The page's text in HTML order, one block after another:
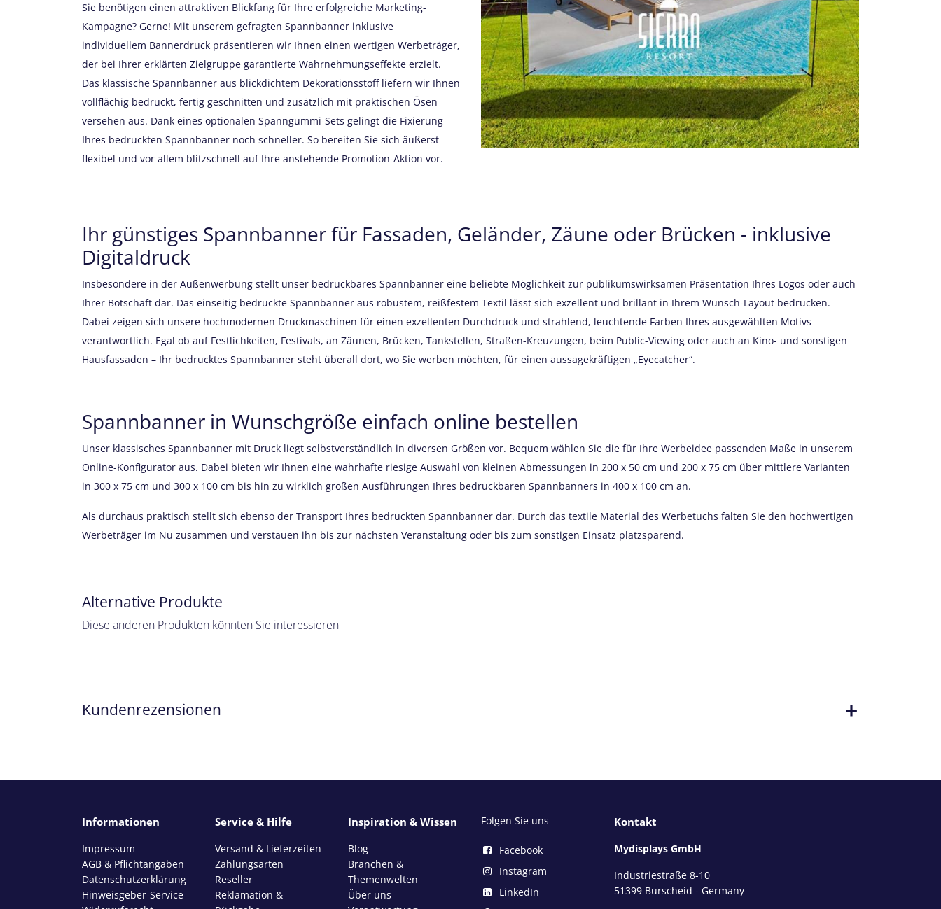
Sie benötigen einen attraktiven Blickfang für Ihre erfolgreiche Marketing-
Kampagne? Gerne! Mit unserem gefragten Spannbanner inklusive
individuellem Bannerdruck präsentieren wir Ihnen einen wertigen Werbeträger,
der bei Ihrer erklärten Zielgruppe garantierte Wahrnehmungseffekte erzielt.
Das klassische Spannbanner aus blickdichtem Dekorationsstoff liefern wir Ihnen
vollflächig bedruckt, fertig geschnitten und zusätzlich mit praktischen Ösen
versehen aus. Dank eines optionalen Spanngummi-Sets gelingt die Fixierung
Ihres bedruckten Spannbanner noch schneller. So bereiten Sie sich äußerst
flexibel und vor allem blitzschnell auf Ihre anstehende Promotion-Aktion vor.
Ihr günstiges Spannbanner für Fassaden, Geländer, Zäune oder Brücken - inklusive
Digitaldruck
Insbesondere in der Außenwerbung stellt unser bedruckbares Spannbanner eine beliebte Möglichkeit zur publikumswirksamen Präsentation Ihres Logos oder auch
Ihrer Botschaft dar. Das einseitig bedruckte Spannbanner aus robustem, reißfestem Textil lässt sich exzellent und brillant in Ihrem Wunsch-Layout bedrucken.
Dabei zeigen sich unsere hochmodernen Druckmaschinen für einen exzellenten Durchdruck und strahlend, leuchtende Farben Ihres ausgewählten Motivs
verantwortlich. Egal ob auf Festlichkeiten, Festivals, an Zäunen, Brücken, Tankstellen, Straßen-Kreuzungen, beim Public-Viewing oder auch an Kino- und sonstigen
Hausfassaden – Ihr bedrucktes Spannbanner steht überall dort, wo Sie werben möchten, für einen aussagekräftigen „Eyecatcher“.
Spannbanner in Wunschgröße einfach online bestellen
Unser klassisches Spannbanner mit Druck liegt selbstverständlich in diversen Größen vor. Bequem wählen Sie die für Ihre Werbeidee passenden Maße in unserem
Online-Konfigurator aus. Dabei bieten wir Ihnen eine wahrhafte riesige Auswahl von kleinen Abmessungen in 200 x 50 cm und 200 x 75 cm über mittlere Varianten
in 300 x 75 cm und 300 x 100 cm bis hin zu wirklich großen Ausführungen Ihres bedruckbaren Spannbanners in 400 x 100 cm an.
Als durchaus praktisch stellt sich ebenso der Transport Ihres bedruckten Spannbanner dar. Durch das textile Material des Werbetuchs falten Sie den hochwertigen
Werbeträger im Nu zusammen und verstauen ihn bis zur nächsten Veranstaltung oder bis zum sonstigen Einsatz platzsparend.
Alternative Produkte
Diese anderen Produkten könnten Sie interessieren
Kundenrezensionen
Informationen
Impressum
AGB & Pflichtangaben
Datenschutzerklärung
Hinweisgeber-Service
Service & Hilfe
Versand & Lieferzeiten
Zahlungsarten
Reseller
Reklamation &
Inspiration & Wissen
Blog
Branchen &
Themenwelten
Über uns
Folgen Sie uns
Facebook
Instagram
LinkedIn
Kontakt
Mydisplays GmbH
Industriestraße 8-10
51399 Burscheid - Germany